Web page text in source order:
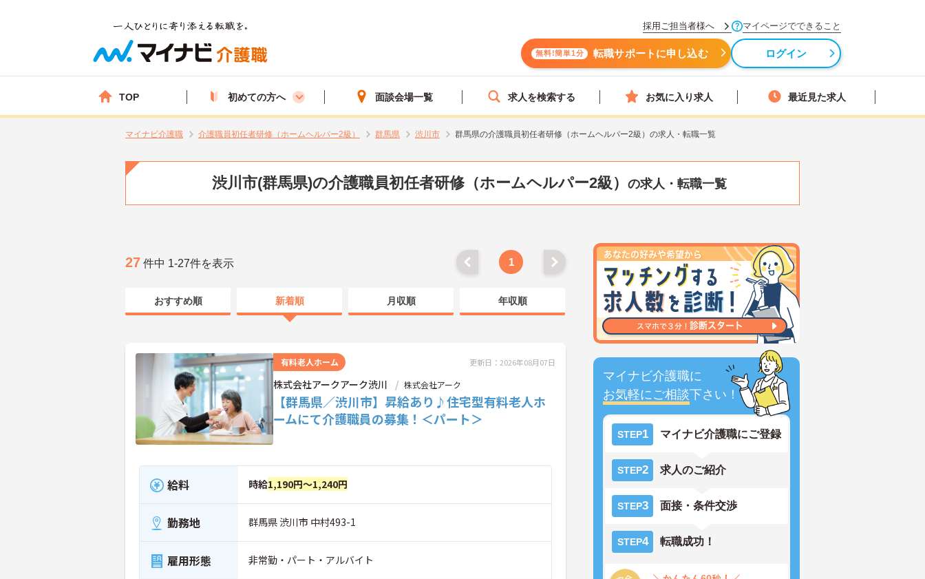
採用ご担当者様へ マイページでできること
無料!簡単1分 転職サポートに申し込む ログイン
TOP 初めての方へ 面談会場一覧 求人を検索する お気に入り求人 最近見た求人
マイナビ介護職 介護職員初任者研修（ホームヘルパー2級） 群馬県 渋川市 群馬県の介護職員初任者研修（ホームヘルパー2級）の求人・転職一覧
渋川市(群馬県)の介護職員初任者研修（ホームヘルパー2級） の求人・転職一覧
マイナビ介護職に
お気軽にご相談下さい！
STEP1 マイナビ介護職にご登録
STEP2 求人のご紹介
STEP3 面接・条件交渉
STEP4 転職成功！
27 件中 1-27件を表示 1
おすすめ順 新着順 月収順 年収順
有料老人ホーム 更新日：2026年08月07日
株式会社アークアーク渋川 株式会社アーク
【群馬県／渋川市】昇給あり♪住宅型有料老人ホ
ームにて介護職員の募集！＜パート＞
給料 時給1,190円～1,240円
勤務地 群馬県 渋川市 中村493-1
雇用形態 非常勤・パート・アルバイト